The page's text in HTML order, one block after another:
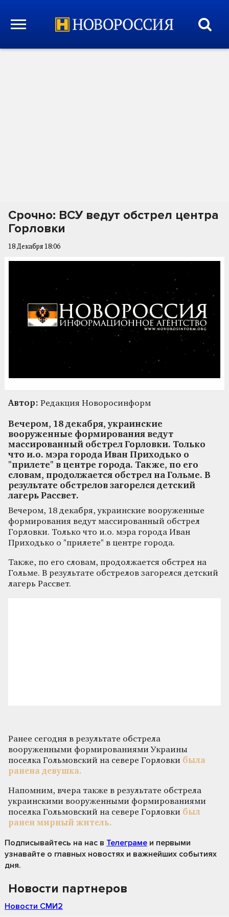
Срочно: ВСУ ведут обстрел центра
Горловки
18 Декабря 18:06
Автор: Редакция Новоросинформ
Вечером, 18 декабря, украинские
вооруженные формирования ведут
массированный обстрел Горловки. Только
что и.о. мэра города Иван Приходько о
"прилете" в центре города. Также, по его
словам, продолжается обстрел на Гольме. В
результате обстрелов загорелся детский
лагерь Рассвет.
Вечером, 18 декабря, украинские вооруженные
формирования ведут массированный обстрел
Горловки. Только что и.о. мэра города Иван
Приходько о "прилете" в центре города.
Также, по его словам, продолжается обстрел на
Гольме. В результате обстрелов загорелся детский
лагерь Рассвет.
Ранее сегодня в результате обстрела
вооруженными формированиями Украины
поселка Гольмовский на севере Горловки была
ранена девушка.
Напомним, вчера также в результате обстрела
украинскими вооруженными формированиями
поселка Гольмовский на севере Горловки был
ранен мирный житель.
Подписывайтесь на нас в Телеграме и первыми
узнавайте о главных новостях и важнейших событиях
дня.
Новости партнеров
Новости СМИ2